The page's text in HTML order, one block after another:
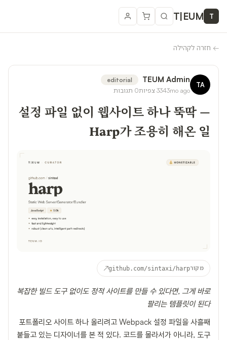
T
T|EUM
← חזרה לקהילה
TA
editorial TEUM Admin
3mo ago
334צפיות0 תגובות
설정 파일 없이 웹사이트 하나 뚝딱 —
Harp가 조용히 해온 일
מקורgithub.com/sintaxi/harp
↗
복잡한 빌드 도구 없이도 정적 사이트를 만들 수 있다면, 그게 바로
팔리는 템플릿이 된다
포트폴리오 사이트 하나 올리려고 Webpack 설정 파일을 사흘째
붙들고 있는 디자이너를 본 적 있다. 코드를 몰라서가 아니라, 도구